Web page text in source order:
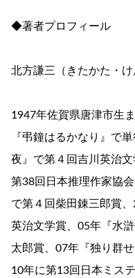
◆著者プロフィール
北方謙三（きたかた・け
1947年佐賀県唐津市生
『弔鐘はるかなり』で
夜』で第４回吉川英治
第38回日本推理作家協
で第４回柴田錬三郎賞
英治文学賞、05年『水
太郎賞、07年『独り群
10年に第13回日本ミス